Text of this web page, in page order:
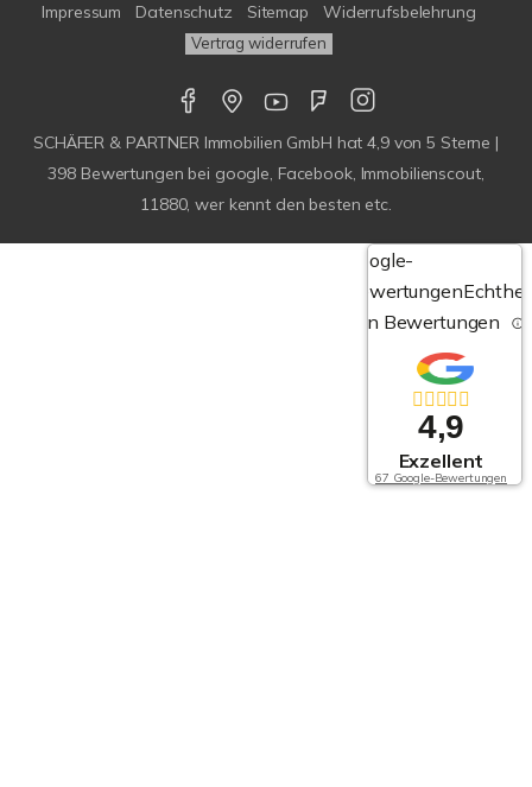
Impressum
Datenschutz Sitemap Widerrufsbelehrung
Vertrag widerrufen
SCHÄFER & PARTNER Immobilien GmbH hat4,9von5 Sterne |
398 Bewertungen bei google, Facebook, Immobilienscout,
11880, wer kennt den besten etc.
Google-
Bewertungen
von Bewertungen
4,9
Exzellent
67 Google-Bewertungen